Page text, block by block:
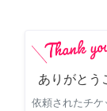
ありがとう
依頼されたチケ